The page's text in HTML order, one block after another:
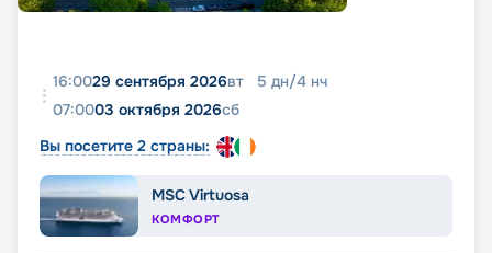
16:0029 сентября 2026вт 5 дн/4 нч
07:0003 октября 2026сб
Вы посетите 2 страны:
MSC Virtuosa
КОМФОРТ